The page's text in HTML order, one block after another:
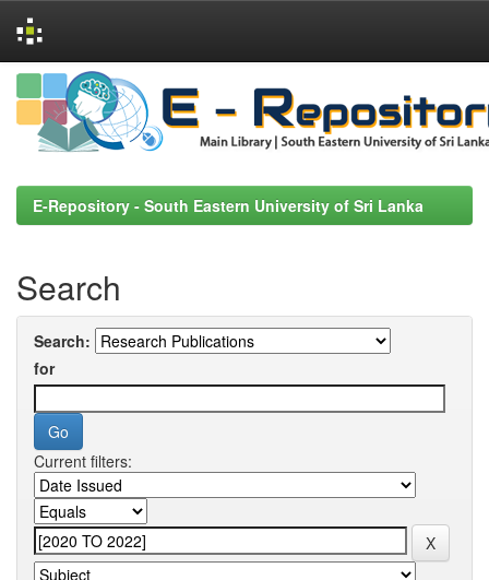
Skip
navigation
E-Repository - South Eastern University of Sri Lanka
Search
Search:
for
Current filters: